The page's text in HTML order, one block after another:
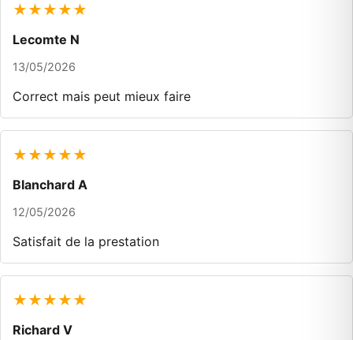
★★★★★
Lecomte N
13/05/2026
Correct mais peut mieux faire
★★★★★
Blanchard A
12/05/2026
Satisfait de la prestation
★★★★★
Richard V